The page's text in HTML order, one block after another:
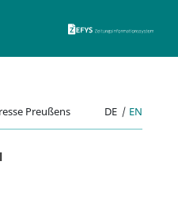
Preußens DE | EN